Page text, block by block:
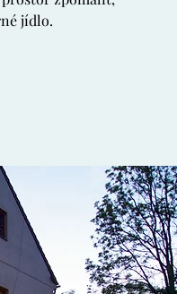
jídlo.